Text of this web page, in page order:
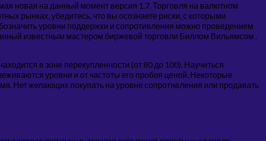
новая на данный момент версия 1.7. Торговля на валютном
рынках, убедитесь, что вы осознаете риски, с которыми
уровни поддержки и сопротивления можно проведением
известным мастером биржевой торговли Биллом Вильямсом .
в зоне перекупленности (от 80 до 100). Научиться
уровни и от частоты его пробоя ценой. Некоторые
Нет желающих покупать на уровне сопротивления или продавать